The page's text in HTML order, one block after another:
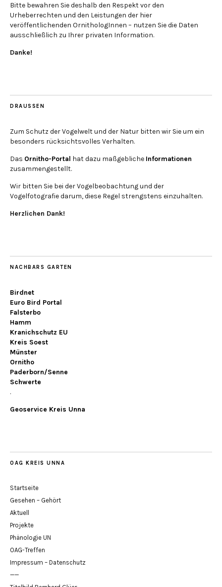
Bitte bewahren Sie deshalb den Respekt vor den
Urheberrechten und den Leistungen der hier
veröffentlichenden OrnithologInnen – nutzen Sie die Daten
ausschließlich zu Ihrer privaten Information.
Danke!
DRAUSSEN
Zum Schutz der Vogelwelt und der Natur bitten wir Sie um ein
besonders rücksichtsvolles Verhalten.
Das Ornitho-Portal hat dazu maßgebliche Informationen
zusammengestellt.
Wir bitten Sie bei der Vogelbeobachtung und der
Vogelfotografie darum, diese Regel strengstens einzuhalten.
Herzlichen Dank!
NACHBARS GARTEN
Birdnet
Euro Bird Portal
Falsterbo
Hamm
Kranichschutz EU
Kreis Soest
Münster
Ornitho
Paderborn/Senne
Schwerte
.
Geoservice Kreis Unna
OAG KREIS UNNA
Startseite
Gesehen – Gehört
Aktuell
Projekte
Phänologie UN
OAG-Treffen
Impressum – Datenschutz
——